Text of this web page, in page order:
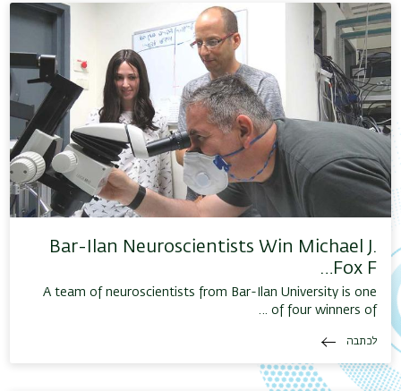
Bar-Ilan Neuroscientists Win Michael J.
Fox F…
A team of neuroscientists from Bar-Ilan University is one
of four winners of …
לכתבה